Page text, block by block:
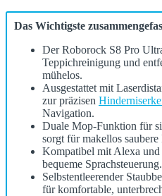
Das Wichtigste
Der Roborock S8 Pro
Teppichreinigung und
mühelos.
Ausgestattet mit
zur präzisen
Navigation.
Duale Mop-Funktion für
sorgt für makellos saubere
Kompatibel mit Alexa und
bequeme Sprachsteuerung.
Selbstentleerender
für komfortable,